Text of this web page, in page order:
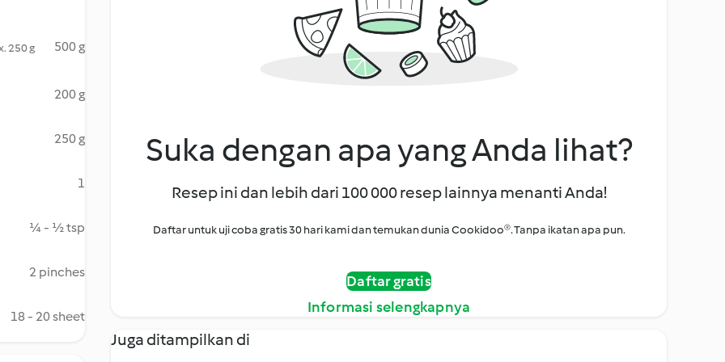
250 g 500 g
200 g
250 g
1
¼ - ½ tsp
2 pinches
18 - 20 sheet
Suka dengan apa yang Anda lihat?
Resep ini dan lebih dari 100 000 resep lainnya menanti Anda!
Daftar untuk uji coba gratis 30 hari kami dan temukan dunia Cookidoo®. Tanpa ikatan apa pun.
Daftar gratis
Informasi selengkapnya
Juga ditampilkan di